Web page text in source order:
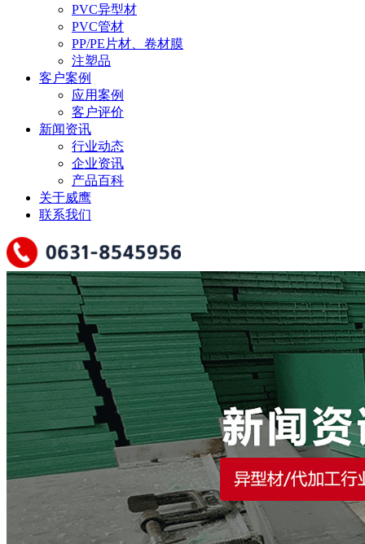
PVC异型材
PVC管材
PP/PE片材、卷材膜
注塑品
客户案例
应用案例
客户评价
新闻资讯
行业动态
企业资讯
产品百科
关于威鹰
联系我们